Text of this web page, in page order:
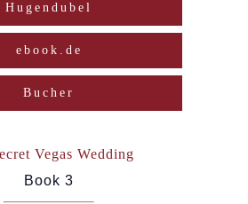
Hugendubel
ebook.de
Bucher
Vegas Wedding
Book 3